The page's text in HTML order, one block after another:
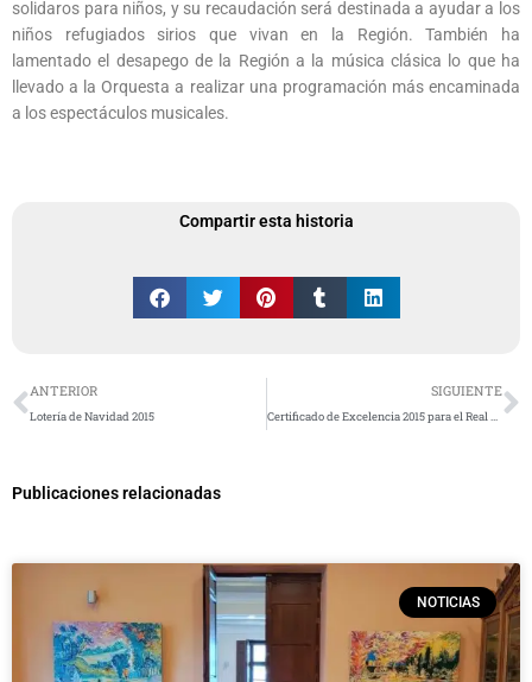
solidaros para niños, y su recaudación será destinada a ayudar a los
niños refugiados sirios que vivan en la Región. También ha
lamentado el desapego de la Región a la música clásica lo que ha
llevado a la Orquesta a realizar una programación más encaminada
a los espectáculos musicales.
Compartir esta historia
Ant
ANTERIOR
Lotería de Navidad 2015
SIGUIENTE
Certificado de Excelencia 2015 para el Real Casino de Murcia
Publicaciones relacionadas
NOTICIAS